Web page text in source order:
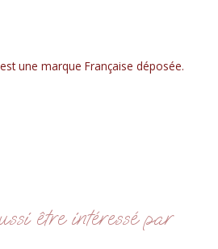
une marque Française déposée.
être intéressé par